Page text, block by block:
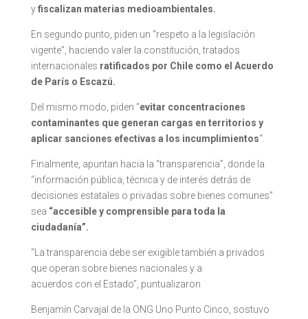
yfiscalizan materias medioambientales.
En segundo punto, piden un “respeto a la legislación
vigente”, haciendo valer la constitución, tratados
internacionales ratificados por Chile como el Acuerdo
de París o Escazú.
Del mismo modo, piden “evitar concentraciones
contaminantes que generan cargas en territorios y
aplicar sanciones efectivas a los incumplimientos“.
Finalmente, apuntan hacia la “transparencia”, donde la
“información pública, técnica y de interés detrás de
decisiones estatales o privadas sobre bienes comunes”
sea “accesible y comprensible para toda la
ciudadanía”.
“La transparencia debe ser exigible también a privados
que operan sobre bienes nacionales y a
acuerdos con el Estado”, puntualizaron
Benjamín Carvajal de la ONG Uno Punto Cinco, sostuvo